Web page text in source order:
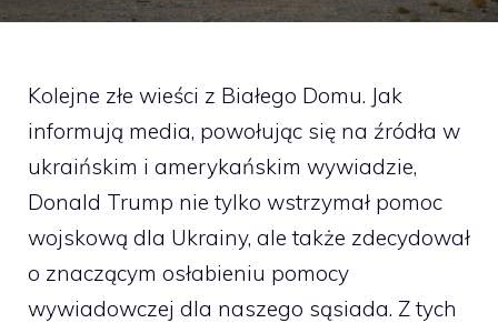
Kolejne złe wieści z Białego Domu. Jak
informują media, powołując się na źródła w
ukraińskim i amerykańskim wywiadzie,
Donald Trump nie tylko wstrzymał pomoc
wojskową dla Ukrainy, ale także zdecydował
o znaczącym osłabieniu pomocy
wywiadowczej dla naszego sąsiada. Z tych